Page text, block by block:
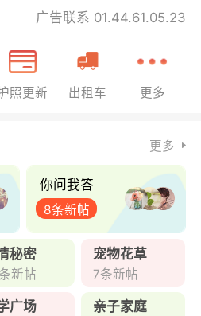
偷在法行窃被捕！
广告联系 01.44.61.05.23
照更新 出租车 更多
更多
你问我答
8条新帖
秘密
新帖
宠物花草
7条新帖
广场 亲子家庭